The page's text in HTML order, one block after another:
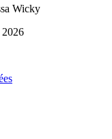
Wicky